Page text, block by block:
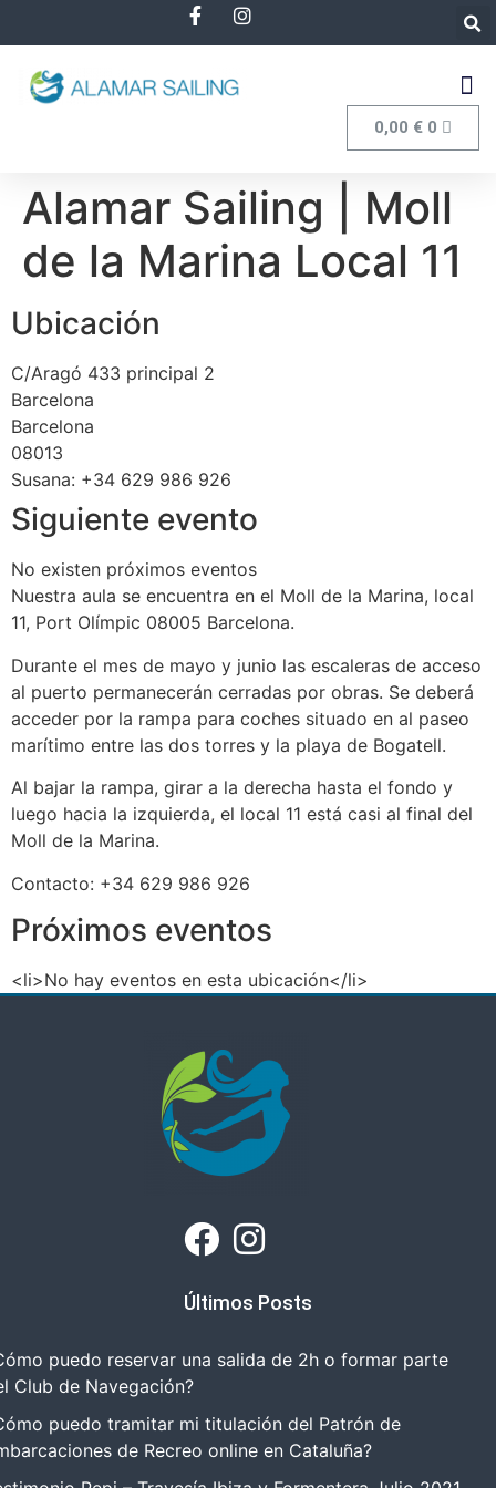
0,00 € 0
Alamar Sailing | Moll
de la Marina Local 11
Ubicación
C/Aragó 433 principal 2
Barcelona
Barcelona
08013
Susana: +34 629 986 926
Siguiente evento
No existen próximos eventos
Nuestra aula se encuentra en el Moll de la Marina, local
11, Port Olímpic 08005 Barcelona.
Durante el mes de mayo y junio las escaleras de acceso
al puerto permanecerán cerradas por obras. Se deberá
acceder por la rampa para coches situado en al paseo
marítimo entre las dos torres y la playa de Bogatell.
Al bajar la rampa, girar a la derecha hasta el fondo y
luego hacia la izquierda, el local 11 está casi al final del
Moll de la Marina.
Contacto: +34 629 986 926
Próximos eventos
<li>No hay eventos en esta ubicación</li>
Últimos Posts
puedo reservar una salida de 2h o formar parte
Club de Navegación?
puedo tramitar mi titulación del Patrón de
de Recreo online en Cataluña?